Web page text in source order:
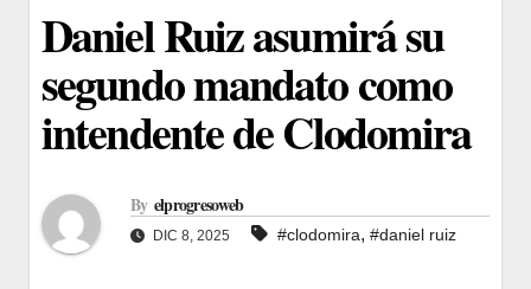
Daniel Ruiz asumirá su
segundo mandato como
intendente de Clodomira
By elprogresoweb
DIC 8, 2025 #clodomira, #daniel ruiz